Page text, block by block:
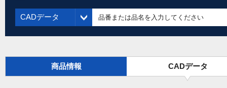
CADデータ
商品情報 CADデータ